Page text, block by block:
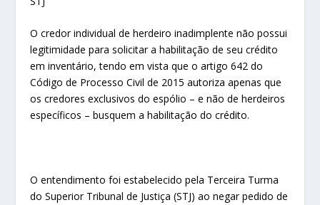
​O credor individual de herdeiro inadimplente não possui
legitimidade para solicitar a habilitação de seu crédito
em inventário, tendo em vista que o artigo 642 do
Código de Processo Civil de 2015 autoriza apenas que
os credores exclusivos do espólio – e não de herdeiros
específicos – busquem a habilitação do crédito.
O entendimento foi estabelecido pela Terceira Turma
do Superior Tribunal de Justiça (STJ) ao negar pedido de